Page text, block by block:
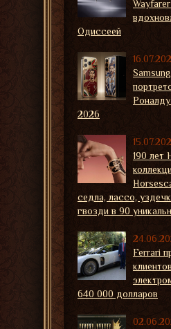
Одиссеей
2026
190 лет
седла, лассо,
гвозди в 90
Ferrari
640 000 долларов